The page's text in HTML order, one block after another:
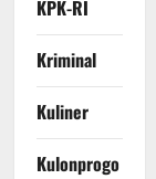
KPK-RI
Kriminal
Kuliner
Kulonprogo